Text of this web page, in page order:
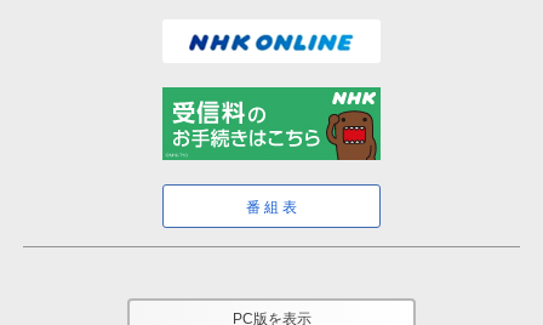
番組表
PC版を表示